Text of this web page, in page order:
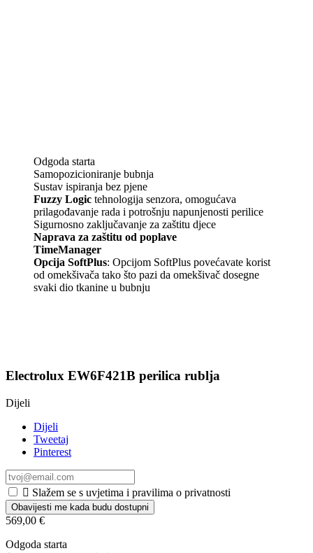
Odgoda starta
Samopozicioniranje bubnja
Sustav ispiranja bez pjene
Fuzzy Logic tehnologija senzora, omogućava
prilagođavanje rada i potrošnju napunjenosti perilice
Sigurnosno zaključavanje za zaštitu djece
Naprava za zaštitu od poplave
TimeManager
Opcija SoftPlus: Opcijom SoftPlus povećavate korist
od omekšivača tako što pazi da omekšivač dosegne
svaki dio tkanine u bubnju
Electrolux EW6F421B perilica rublja
Dijeli
Dijeli
Tweetaj
Pinterest
 Slažem se s uvjetima i pravilima o privatnosti
Obavijesti me kada budu dostupni
569,00 €
Odgoda starta